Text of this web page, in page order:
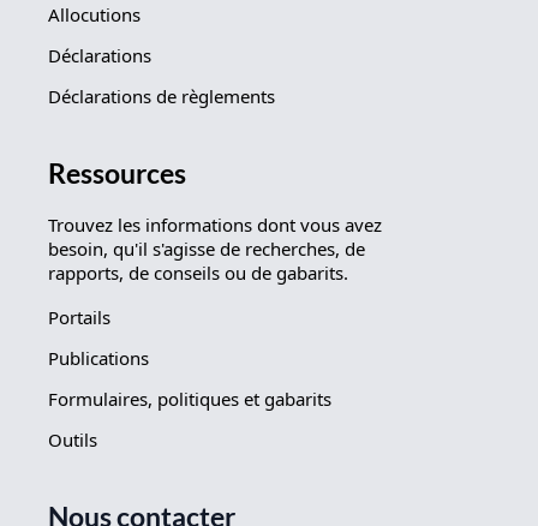
Allocutions
Déclarations
Déclarations de règlements
Ressources
Trouvez les informations dont vous avez
besoin, qu'il s'agisse de recherches, de
rapports, de conseils ou de gabarits.
Portails
Publications
Formulaires, politiques et gabarits
Outils
Nous contacter